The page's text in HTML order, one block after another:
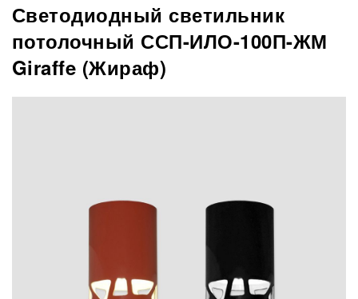
Светодиодный светильник
потолочный ССП-ИЛО-100П-ЖМ
Giraffe (Жираф)